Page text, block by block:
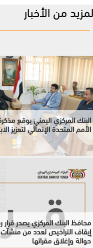
من الأخبار
البنك المركزي اليمني يوقع
الأمم المتحدة الإنمائي لتعزيز
إيقاف التراخيص لعدد من
حوالة وإغلاق مقراتها